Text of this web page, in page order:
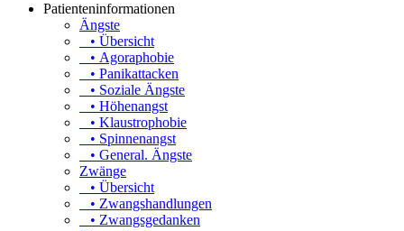
Patienteninformationen
Ängste
• Übersicht
• Agoraphobie
• Panikattacken
• Soziale Ängste
• Höhenangst
• Klaustrophobie
• Spinnenangst
• General. Ängste
Zwänge
• Übersicht
• Zwangshandlungen
• Zwangsgedanken